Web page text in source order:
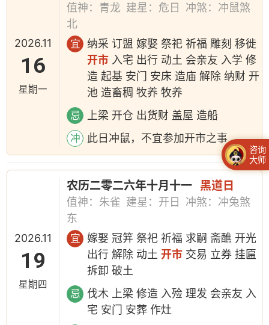
2026.11
16
星期一
值神：青龙 建星：危日
冲煞：冲鼠煞
北
宜
纳采 订盟 嫁娶 祭祀 祈福 雕刻 移徙
开市 入宅 出行 动土 会亲友 入学 修
造 起基 安门 安床 造庙 解除 纳财 开
池 造畜稠 牧养 牧养
忌 上梁 开仓 出货财 盖屋 造船
冲 此日冲鼠，不宜参加开市之事
2026.11
19
星期四
农历二零二六年十月十一 黑道日
值神：朱雀 建星：开日
冲煞：冲兔煞
东
宜
嫁娶 冠笄 祭祀 祈福 求嗣 斋醮 开光
出行 解除 动土开市 交易 立券 挂匾
拆卸 破土
忌
伐木 上梁 修造 入殓 理发 会亲友 入
宅 安门 安葬 作灶
咨询
大师